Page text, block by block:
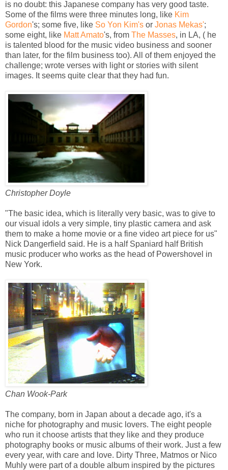
is no doubt: this Japanese company has very good taste.
Some of the films were three minutes long, like Kim
Gordon's; some five, like So Yon Kim's or Jonas Mekas';
some eight, like Matt Amato's, from The Masses, in LA, ( he
is talented blood for the music video business and sooner
than later, for the film business too). All of them enjoyed the
challenge; wrote verses with light or stories with silent
images. It seems quite clear that they had fun.
Christopher Doyle
"The basic idea, which is literally very basic, was to give to
our visual idols a very simple, tiny plastic camera and ask
them to make a home movie or a fine video art piece for us"
Nick Dangerfield said. He is a half Spaniard half British
music producer who works as the head of Powershovel in
New York.
Chan Wook-Park
The company, born in Japan about a decade ago, it's a
niche for photography and music lovers. The eight people
who run it choose artists that they like and they produce
photography books or music albums of their work. Just a few
every year, with care and love. Dirty Three, Matmos or Nico
Muhly were part of a double album inspired by the pictures